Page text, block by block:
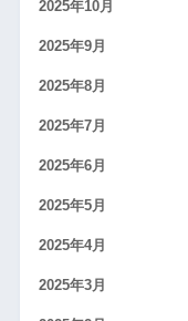
2025年10月
2025年9月
2025年8月
2025年7月
2025年6月
2025年5月
2025年4月
2025年3月